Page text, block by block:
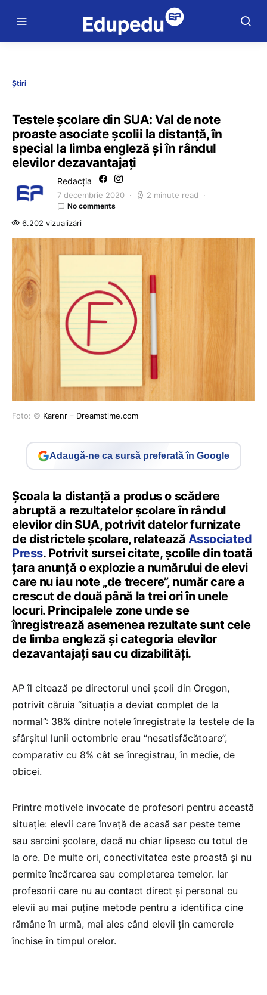
Știri
Testele școlare din SUA: Val de note
proaste asociate școlii la distanță, în
special la limba engleză și în rândul
elevilor dezavantajați
Redacția
7 decembrie 2020 2 minute read
No comments
6.202 vizualizări
Foto: © Karenr – Dreamstime.com
Adaugă-ne ca sursă preferată în Google
Școala la distanță a produs o scădere
abruptă a rezultatelor școlare în rândul
elevilor din SUA, potrivit datelor furnizate
de districtele școlare, relatează Associated
Press. Potrivit sursei citate, școlile din toată
țara anunță o explozie a numărului de elevi
care nu iau note „de trecere”, număr care a
crescut de două până la trei ori în unele
locuri. Principalele zone unde se
înregistrează asemenea rezultate sunt cele
de limba engleză și categoria elevilor
dezavantajați sau cu dizabilități.
AP îl citează pe directorul unei școli din Oregon,
potrivit căruia “situația a deviat complet de la
normal”: 38% dintre notele înregistrate la testele de la
sfârșitul lunii octombrie erau “nesatisfăcătoare”,
comparativ cu 8% cât se înregistrau, în medie, de
obicei.
Printre motivele invocate de profesori pentru această
situație: elevii care învață de acasă sar peste teme
sau sarcini școlare, dacă nu chiar lipsesc cu totul de
la ore. De multe ori, conectivitatea este proastă și nu
permite încărcarea sau completarea temelor. Iar
profesorii care nu au contact direct și personal cu
elevii au mai puține metode pentru a identifica cine
rămâne în urmă, mai ales când elevii țin camerele
închise în timpul orelor.